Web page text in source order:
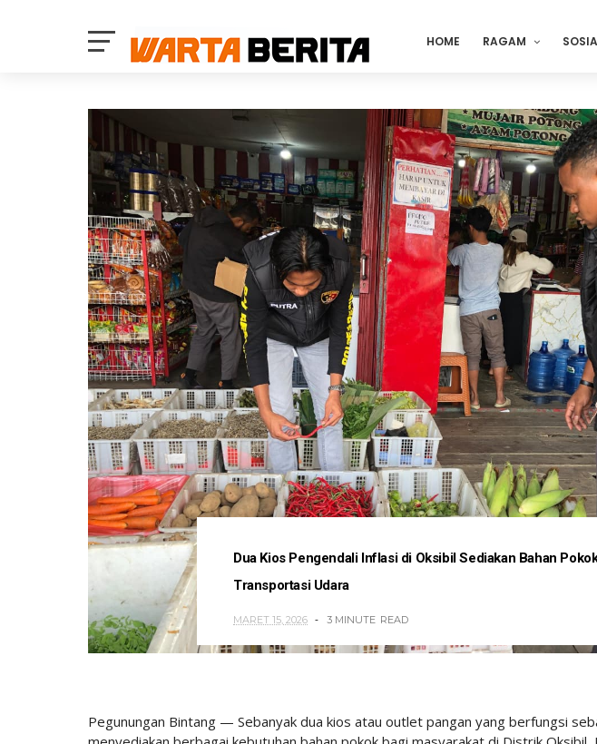
HOME RAGAM
Dua Kios Pengendali Inflasi di Oksibil Sediakan Bahan
Transportasi Udara
MARET 15, 2026 3 MINUTE READ
Pegunungan Bintang — Sebanyak dua kios atau outlet pangan yang berfungsi